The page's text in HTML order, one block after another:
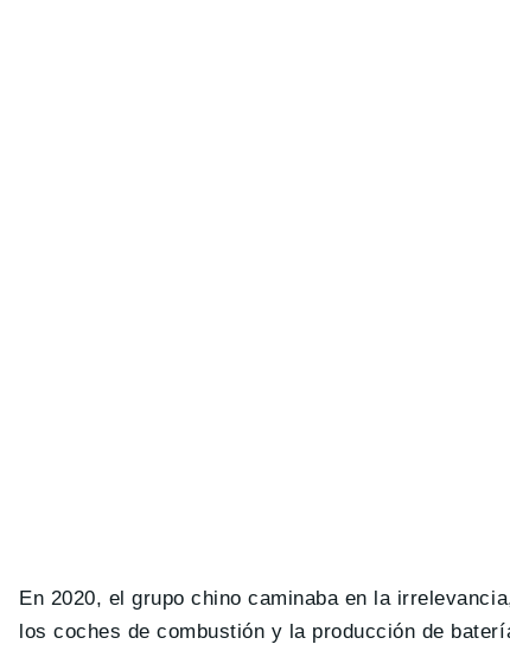
En 2020, el grupo chino caminaba en la
los coches de combustión y la producción de